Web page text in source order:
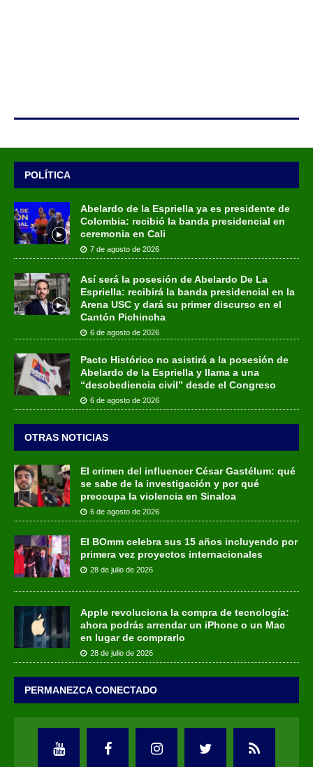
POLÍTICA
Abelardo de la Espriella ya es presidente de
Colombia: recibió la banda presidencial en
ceremonia en Cali
7 de agosto de 2026
Así será la posesión de Abelardo De La
Espriella: recibirá la banda presidencial en la
Arena USC y dará su primer discurso en el
Cantón Pichincha
6 de agosto de 2026
Pacto Histórico no asistirá a la posesión de
Abelardo de la Espriella y llama a una
“desobediencia civil” desde el Congreso
6 de agosto de 2026
OTRAS NOTICIAS
El crimen del influencer César Gastélum: qué
se sabe de la investigación y por qué
preocupa la violencia en Sinaloa
6 de agosto de 2026
El BOmm celebra sus 15 años incluyendo por
primera vez proyectos internacionales
28 de julio de 2026
Apple revoluciona la compra de tecnología:
ahora podrás arrendar un iPhone o un Mac
en lugar de comprarlo
28 de julio de 2026
PERMANEZCA CONECTADO